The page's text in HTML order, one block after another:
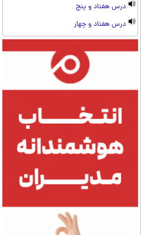
درس هفتاد و پنج
درس هفتاد و چهار